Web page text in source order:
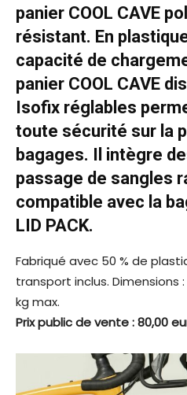
panier COOL CAVE
résistant. En
capacité de
panier COOL CAVE
Isofix réglables
toute sécurité sur la
bagages. Il intègre
passage de sangles
compatible avec la
LID PACK.
Fabriqué avec 50 % de
transport inclus. Dimensions
kg max.
Prix public de vente : 80,00